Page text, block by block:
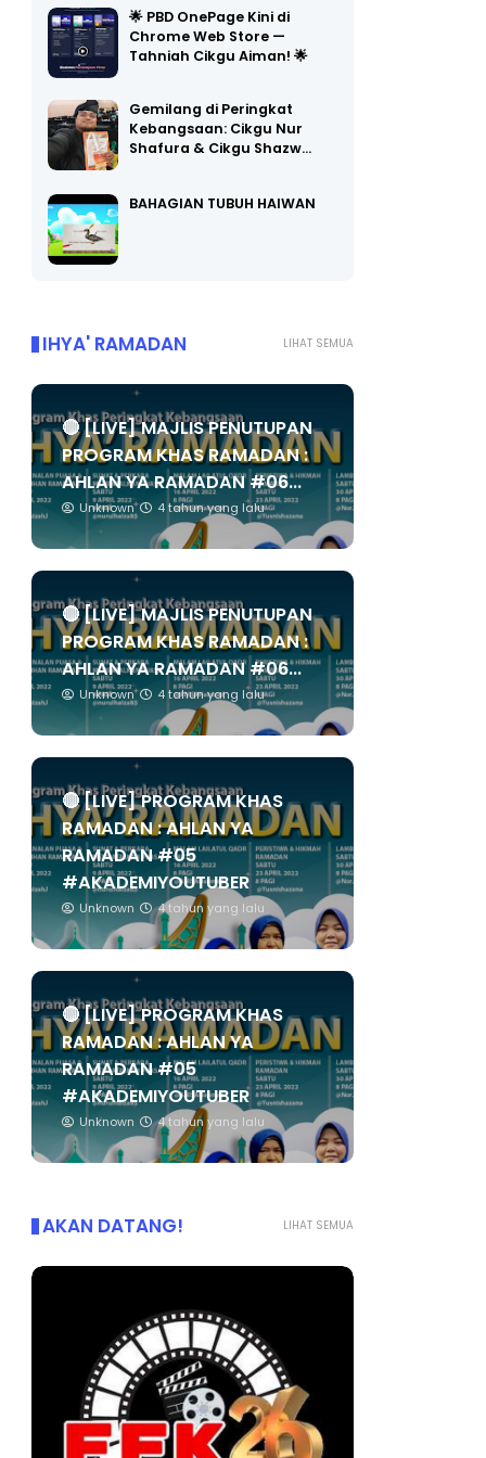
🌟 PBD OnePage Kini di
Chrome Web Store —
Tahniah Cikgu Aiman! 🌟
Gemilang di Peringkat
Kebangsaan: Cikgu Nur
Shafura & Cikgu Shazw…
BAHAGIAN TUBUH HAIWAN
LIHAT SEMUA
IHYA' RAMADAN
🔴 [LIVE] MAJLIS PENUTUPAN
PROGRAM KHAS RAMADAN :
AHLAN YA RAMADAN #06...
Unknown 4 tahun yang lalu
🔴 [LIVE] MAJLIS PENUTUPAN
PROGRAM KHAS RAMADAN :
AHLAN YA RAMADAN #06...
Unknown 4 tahun yang lalu
🔴 [LIVE] PROGRAM KHAS
RAMADAN : AHLAN YA
RAMADAN #05
#AKADEMIYOUTUBER
Unknown 4 tahun yang lalu
🔴 [LIVE] PROGRAM KHAS
RAMADAN : AHLAN YA
RAMADAN #05
#AKADEMIYOUTUBER
Unknown 4 tahun yang lalu
LIHAT SEMUA
AKAN DATANG!